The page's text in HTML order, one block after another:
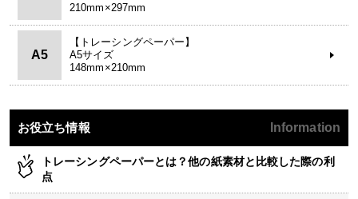
210mm×297mm
A5
【トレーシングペーパー】
A5サイズ
148mm×210mm
お役立ち情報 Information
トレーシングペーパーとは？他の紙素材と比較した際の利
点